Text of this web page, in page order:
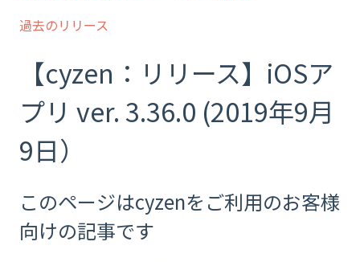
過去のリリース
【cyzen：リリース】iOSア
プリ ver. 3.36.0 (2019年9月
9日）
このページはcyzenをご利用のお客様
向けの記事です